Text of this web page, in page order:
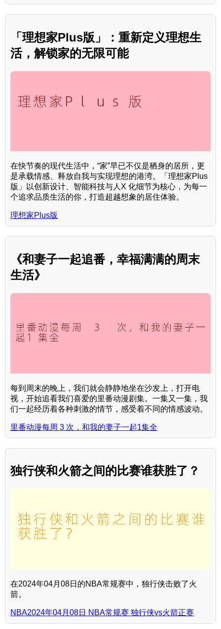
「理想家Plus版」：重新定义理想生
活，解锁家的无限可能
在快节奏的现代生活中，“家”早已不仅是栖身的居所，更
是承载情感、释放自我与实现理想的港湾。「理想家Plus
版」以创新设计、智能科技与人X 化细节为核心，为每一
个追求品质生活的你，打造超越想象的居住体验。
理想家Plus版
《和妻子一起追番，幸福满满的周末
生活》
每到周末的晚上，我们就会静静地坐在沙发上，打开电
视，开始追看我们喜爱的里番动漫剧集。一集又一集，我
们一起经历着各种刺激的情节，感受着不同的情感波动。
里番动漫每周 3 次，和我的妻子一起1集全
独行侠和火箭之间的比赛谁获胜了？
在2024年04月08日的NBA常规赛中，独行侠击败了火
箭。
NBA2024年04月08日 NBA常规赛 独行侠vs火箭正赛